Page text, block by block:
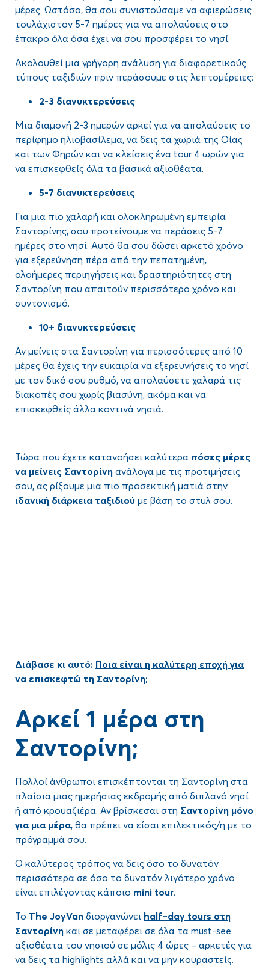
μέρες. Ωστόσο, θα σου συνιστούσαμε να αφιερώσεις
τουλάχιστον 5-7 ημέρες για να απολαύσεις στο
έπακρο όλα όσα έχει να σου προσφέρει το νησί.
Ακολουθεί μια γρήγορη ανάλυση για διαφορετικούς
τύπους ταξιδιών πριν περάσουμε στις λεπτομέρειες:
2-3 διανυκτερεύσεις
Μια διαμονή 2-3 ημερών αρκεί για να απολαύσεις το
περίφημο ηλιοβασίλεμα, να δεις τα χωριά της Οίας
και των Φηρών και να κλείσεις ένα tour 4 ωρών για
να επισκεφθείς όλα τα βασικά αξιοθέατα.
5-7 διανυκτερεύσεις
Για μια πιο χαλαρή και ολοκληρωμένη εμπειρία
Σαντορίνης, σου προτείνουμε να περάσεις 5-7
ημέρες στο νησί. Αυτό θα σου δώσει αρκετό χρόνο
για εξερεύνηση πέρα από την πεπατημένη,
ολοήμερες περιηγήσεις και δραστηριότητες στη
Σαντορίνη που απαιτούν περισσότερο χρόνο και
συντονισμό.
10+ διανυκτερεύσεις
Αν μείνεις στα Σαντορίνη για περισσότερες από 10
μέρες θα έχεις την ευκαιρία να εξερευνήσεις το νησί
με τον δικό σου ρυθμό, να απολαύσετε χαλαρά τις
διακοπές σου χωρίς βιασύνη, ακόμα και να
επισκεφθείς άλλα κοντινά νησιά.
Τώρα που έχετε κατανοήσει καλύτερα πόσες μέρες
να μείνεις Σαντορίνη ανάλογα με τις προτιμήσεις
σου, ας ρίξουμε μια πιο προσεκτική ματιά στην
ιδανική διάρκεια ταξιδιού με βάση το στυλ σου.
Διάβασε κι αυτό: Ποια είναι η καλύτερη εποχή για
να επισκεφτώ τη Σαντορίνη;
Αρκεί 1 μέρα στη
Σαντορίνη;
Πολλοί άνθρωποι επισκέπτονται τη Σαντορίνη στα
πλαίσια μιας ημερήσιας εκδρομής από διπλανό νησί
ή από κρουαζιέρα. Αν βρίσκεσαι στη Σαντορίνη μόνο
για μια μέρα, θα πρέπει να είσαι επιλεκτικός/η με το
πρόγραμμά σου.
Ο καλύτερος τρόπος να δεις όσο το δυνατόν
περισσότερα σε όσο το δυνατόν λιγότερο χρόνο
είναι επιλέγοντας κάποιο mini tour.
To The JoyVan διοργανώνει half–day tours στη
Σαντορίνη και σε μεταφέρει σε όλα τα must-see
αξιοθέατα του νησιού σε μόλις 4 ώρες – αρκετές για
να δεις τα highlights αλλά και να μην κουραστείς.